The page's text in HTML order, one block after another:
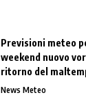
Previsioni meteo
weekend nuovo
ritorno del
News Meteo